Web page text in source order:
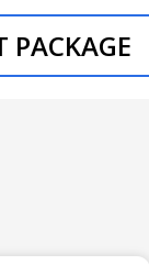
PACKAGE